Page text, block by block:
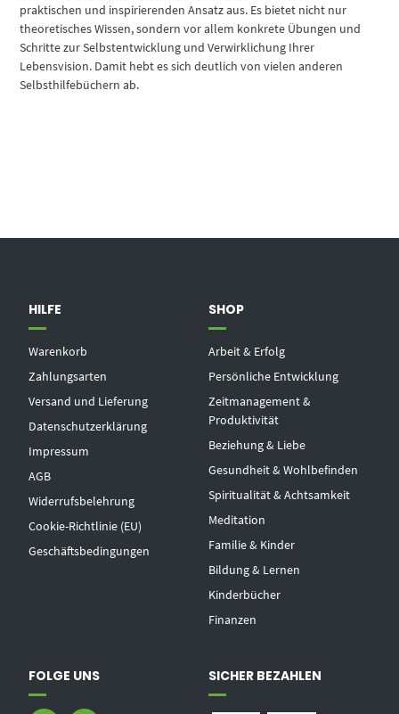
praktischen und inspirierenden Ansatz aus. Es bietet nicht nur
theoretisches Wissen, sondern vor allem konkrete Übungen und
Schritte zur Selbstentwicklung und Verwirklichung Ihrer
Lebensvision. Damit hebt es sich deutlich von vielen anderen
Selbsthilfebüchern ab.
HILFE
Warenkorb
Zahlungsarten
Versand und Lieferung
Datenschutzerklärung
Impressum
AGB
Widerrufsbelehrung
Cookie-Richtlinie (EU)
Geschäftsbedingungen
SHOP
Arbeit & Erfolg
Persönliche Entwicklung
Zeitmanagement &
Produktivität
Beziehung & Liebe
Gesundheit & Wohlbefinden
Spiritualität & Achtsamkeit
Meditation
Familie & Kinder
Bildung & Lernen
Kinderbücher
Finanzen
FOLGE UNS SICHER BEZAHLEN